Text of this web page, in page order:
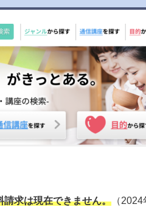
請求は現在できません。 （